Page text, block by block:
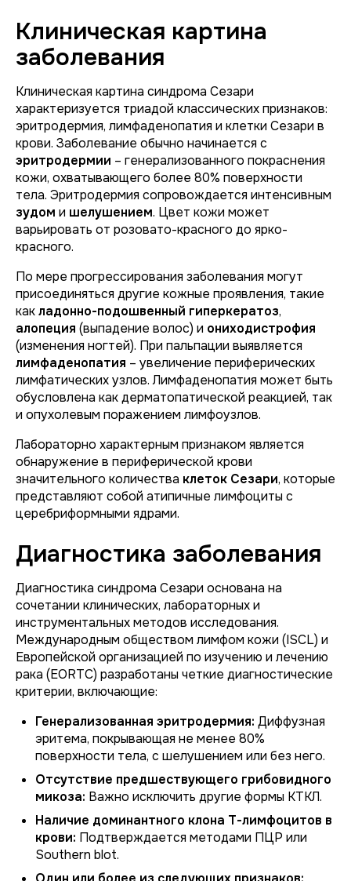
Клиническая картина
заболевания
Клиническая картина синдрома Сезари
характеризуется триадой классических признаков:
эритродермия, лимфаденопатия и клетки Сезари в
крови. Заболевание обычно начинается с
эритродермии – генерализованного покраснения
кожи, охватывающего более 80% поверхности
тела. Эритродермия сопровождается интенсивным
зудом и шелушением. Цвет кожи может
варьировать от розовато-красного до ярко-
красного.
По мере прогрессирования заболевания могут
присоединяться другие кожные проявления, такие
какладонно-подошвенный гиперкератоз,
алопеция (выпадение волос) и ониходистрофия
(изменения ногтей). При пальпации выявляется
лимфаденопатия – увеличение периферических
лимфатических узлов. Лимфаденопатия может быть
обусловлена как дерматопатической реакцией, так
и опухолевым поражением лимфоузлов.
Лабораторно характерным признаком является
обнаружение в периферической крови
значительного количества клеток Сезари, которые
представляют собой атипичные лимфоциты с
церебриформными ядрами.
Диагностика заболевания
Диагностика синдрома Сезари основана на
сочетании клинических, лабораторных и
инструментальных методов исследования.
Международным обществом лимфом кожи (ISCL) и
Европейской организацией по изучению и лечению
рака (EORTC) разработаны четкие диагностические
критерии, включающие:
Генерализованная эритродермия: Диффузная
эритема, покрывающая не менее 80%
поверхности тела, с шелушением или без него.
Отсутствие предшествующего грибовидного
микоза: Важно исключить другие формы КТКЛ.
Наличие доминантного клона Т-лимфоцитов в
крови: Подтверждается методами ПЦР или
Southern blot.